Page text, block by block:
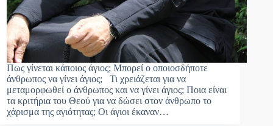
Πως γίνεται κάποιος άγιος; Μπορεί ο οποιοσδήποτε
άνθρωπος να γίνει άγιος; Τι χρειάζεται για να
μεταμορφωθεί ο άνθρωπος και να γίνει άγιος; Ποια είναι
τα κριτήρια του Θεού για να δώσει στον άνθρωπο το
χάρισμα της αγιότητας; Οι άγιοι έκαναν…